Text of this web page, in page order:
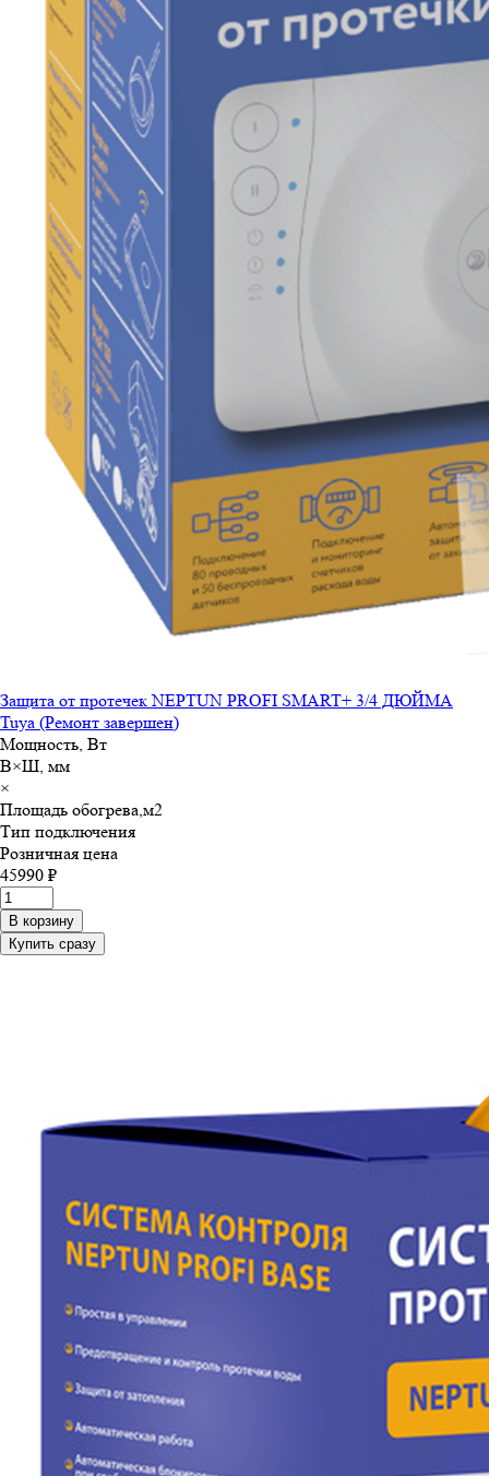
Защита от протечек NEPTUN PROFI SMART+ 3/4 ДЮЙМА
Tuya (Ремонт завершен)
Мощность, Вт
В×Ш, мм
×
Площадь обогрева,м2
Тип подключения
Розничная цена
45990 ₽
В корзину
Купить сразу